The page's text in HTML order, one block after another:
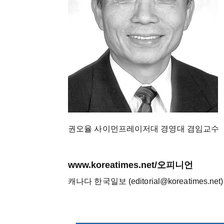
권오율 사이먼프레이저대 경영대 겸임교수
www.koreatimes.net/오피니언
캐나다 한국일보 (editorial@koreatimes.net)